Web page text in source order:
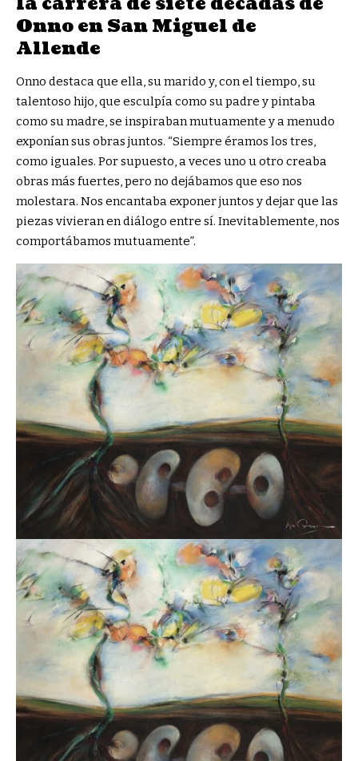
Onno en San Miguel de
Allende
Onno destaca que ella, su marido y, con el tiempo, su
talentoso hijo, que esculpía como su padre y pintaba
como su madre, se inspiraban mutuamente y a menudo
exponían sus obras juntos. “Siempre éramos los tres,
como iguales. Por supuesto, a veces uno u otro creaba
obras más fuertes, pero no dejábamos que eso nos
molestara. Nos encantaba exponer juntos y dejar que las
piezas vivieran en diálogo entre sí. Inevitablemente, nos
comportábamos mutuamente”.